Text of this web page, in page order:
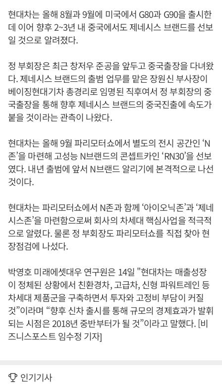
현대차는 올해 8월과 9월에 미국에서 G80과 G90을 출시한
데 이어 향후 2~3년 내 중국에서도 제네시스 브랜드를 선보
일 것으로 알려졌다.
정 부회장은 최근 창저우 준공을 앞두고 중국출장을 다녀왔
다. 제네시스 브랜드의 출범 업무를 맡은 장원신 부사장이
베이징현대기차 총경리로 임명된 직후여서 정 부회장의 중
국출장을 통해 향후 제네시스 브랜드의 중국진출에 속도가
붙을 것이라는 관측이 나왔다.
현대차는 올해 9월 파리모터쇼에서 별도의 전시 공간인 ‘N
존’을 마련해 고성능 N브랜드의 콘셉트카인 ‘RN30’을 선보
였다. 내년 출범에 앞서 N브랜드 알리기에 본격적으로 나선
것이다.
현대차는 파리모터쇼에서 N존과 함께 ‘아이오닉존’과 ‘제네
시스존’을 마련함으로써 회사의 차세대 핵심사업을 적극적
으로 알렸다. 물론 정 부회장도 파리모터쇼를 직접 찾아 현
장점검에 나섰다.
박영호 미래에셋대우 연구원은 14일 "현대차는 매출성장
이 정체된 상황에서 친환경차, 고급차, 신형 파워트레인 등
차세대 제품군을 구축하면서 투자와 고정비 부담이 커질
것”이라며 “향후 신차 출시를 통해 규모의 경제효과가 발휘
되는 시점은 2018년 중반부터가 될 것”이라고 말했다. [비
즈니스포스트 임수정 기자]
인기기사